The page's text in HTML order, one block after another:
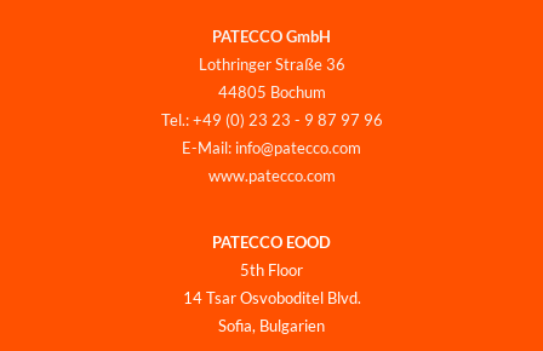
PATECCO GmbH
Lothringer Straße 36
44805 Bochum
Tel.: +49 (0) 23 23 - 9 87 97 96
E-Mail: info@patecco.com
www.patecco.com
PATECCO EOOD
5th Floor
14 Tsar Osvoboditel Blvd.
Sofia, Bulgarien